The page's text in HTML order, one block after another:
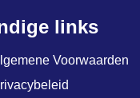
links
Voorwaarden